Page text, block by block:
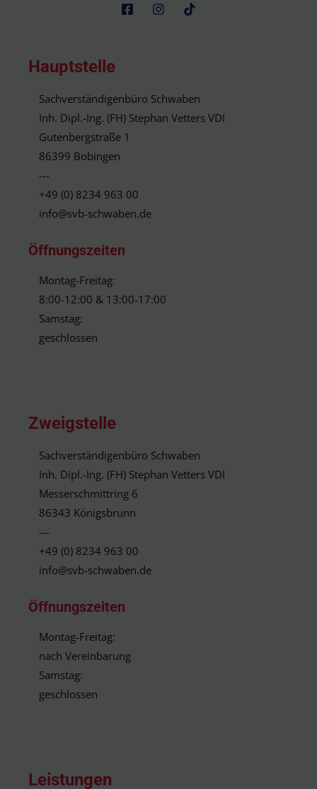
Hauptstelle
Sachverständigenbüro Schwaben
Inh. Dipl.-Ing. (FH) Stephan Vetters VDI
Gutenbergstraße 1
86399 Bobingen
---
+49 (0) 8234 963 00
info@svb-schwaben.de
Öffnungszeiten
Montag-Freitag:
8:00-12:00 & 13:00-17:00
Samstag:
geschlossen
Zweigstelle
Sachverständigenbüro Schwaben
Inh. Dipl.-Ing. (FH) Stephan Vetters VDI
Messerschmittring 6
86343 Königsbrunn
---
+49 (0) 8234 963 00
info@svb-schwaben.de
Öffnungszeiten
Montag-Freitag:
nach Vereinbarung
Samstag:
geschlossen
Leistungen